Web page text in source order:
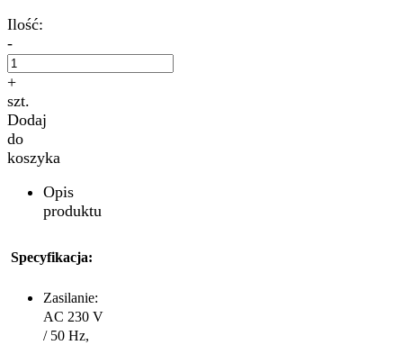
Ilość:
-
+
szt.
Dodaj
do
koszyka
Opis
produktu
Specyfikacja:
Zasilanie:
AC 230 V
/ 50 Hz,